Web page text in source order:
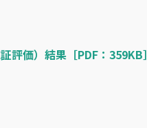
評価）結果［PDF：359KB］